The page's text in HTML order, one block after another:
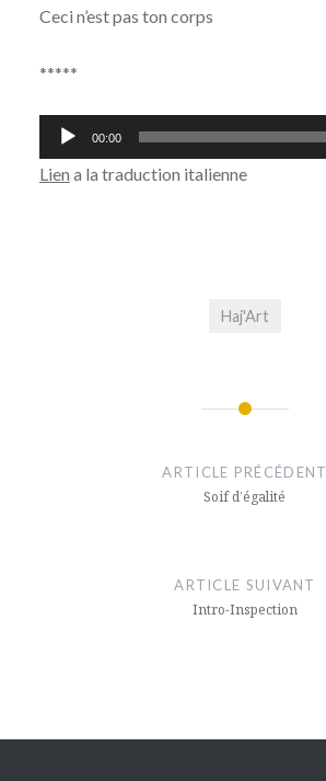
Ceci n’est pas ton corps
*****
Lecteur
audio
00:00
Lien a la traduction italienne
Haj'Art
ARTICLE PRÉCÉDENT
Soif d’égalité
ARTICLE SUIVANT
Intro-Inspection